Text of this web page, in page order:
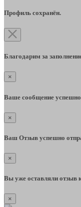
Профиль сохранён.
Благодарим за
×
Ваше сообщение успешно
×
Ваш Отзыв успешно
×
Вы уже оставляли отзыв
×